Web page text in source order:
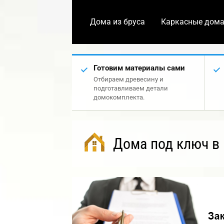
Дома из бруса Каркасные дома
Готовим материалы сами
Отбираем древесину и
подготавливаем детали
домокомплекта.
Дома под ключ в